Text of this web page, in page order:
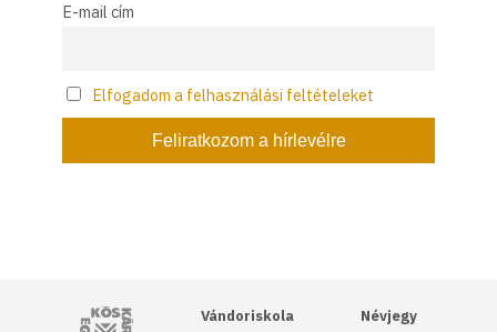
E-mail cím
Elfogadom a felhasználási feltételeket
Kós Károly Egyesülés
Vándoriskola
Névjegy